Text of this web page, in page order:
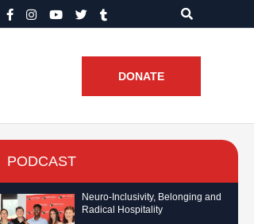
DONATE
PODCAST
Neuro-Inclusivity, Belonging and
Radical Hospitality